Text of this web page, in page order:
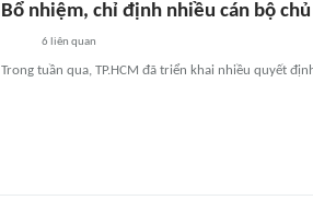
Bổ nhiệm, chỉ định nhiều cán bộ
6 liên quan
Trong tuần qua, TP.HCM đã triển khai nhiều quyết